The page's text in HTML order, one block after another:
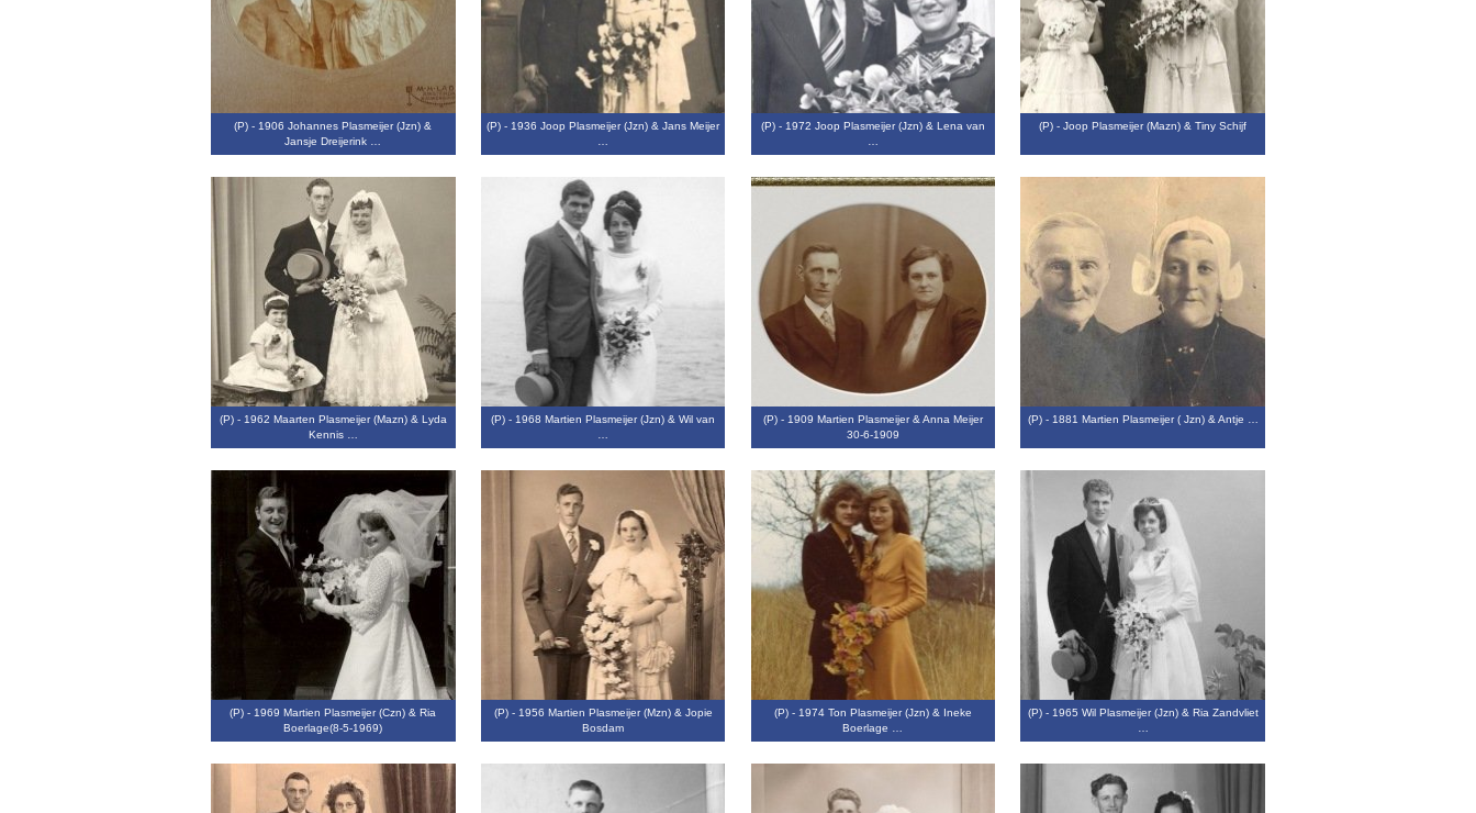
(P) - 1906 Johannes Plasmeijer (Jzn) &
Jansje Dreijerink …
(P) - 1936 Joop Plasmeijer (Jzn) & Jans Meijer
…
(P) - 1972 Joop Plasmeijer (Jzn) & Lena van
…
(P) - Joop Plasmeijer (Mazn) & Tiny Schijf
(P) - 1962 Maarten Plasmeijer (Mazn) & Lyda
Kennis …
(P) - 1968 Martien Plasmeijer (Jzn) & Wil van
(P) - 1909 Martien Plasmeijer & Anna Meijer
30-6-1909
(P) - 1881 Martien Plasmeijer ( Jzn) & Antje …
(P) - 1969 Martien Plasmeijer (Czn) & Ria
Boerlage(8-5-1969)
(P) - 1956 Martien Plasmeijer (Mzn) & Jopie
Bosdam
(P) - 1974 Ton Plasmeijer (Jzn) & Ineke
Boerlage …
(P) - 1965 Wil Plasmeijer (Jzn) & Ria Zandvliet